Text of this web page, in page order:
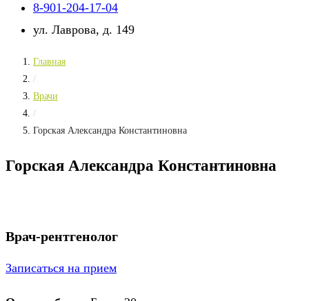
8-901-204-17-04
ул. Лаврова, д. 149
Главная
/
Врачи
/
Горская Александра Константиновна
Горская Александра Константиновна
Врач-рентгенолог
Записаться на прием